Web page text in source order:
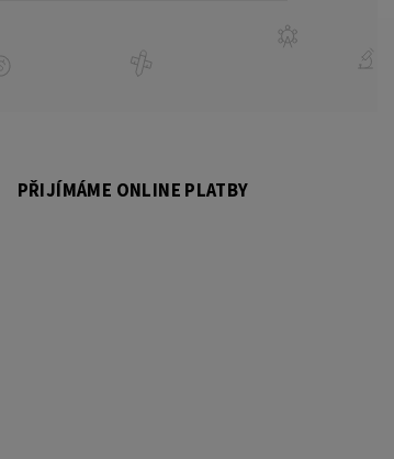
PŘIJÍMÁME ONLINE PLATBY